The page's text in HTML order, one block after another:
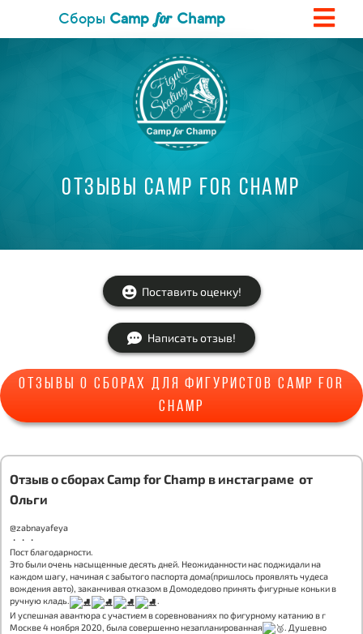
Сборы Campfor Champ
отзывы camp for champ
Поставить оценку!
Написать отзыв!
Отзывы о сборах для фигуристов camp for
champ
Отзыв о сборах Camp for Champ в инстаграме от
Ольги
@zabnayafeya
・・・
Пост благодарности.
Это были очень насыщенные десять дней. Неожиданности нас поджидали на
каждом шагу, начиная с забытого паспорта дома(пришлось проявлять чудеса
вождения авто), заканчивая отказом в Домодедово принять фигурные коньки в
ручную кладь.
.
И успешная авантюра с участием в соревнованиях по фигурному катанию в г
Москве 4 ноября 2020, была совершенно незапланированная
. Душевно